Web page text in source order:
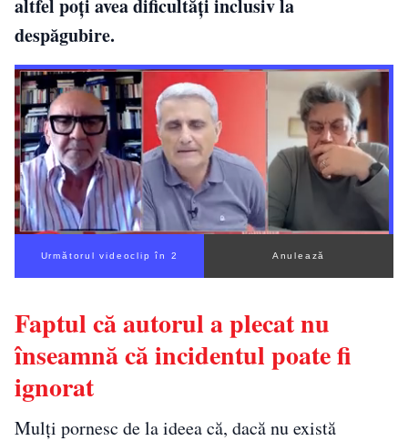
altfel poți avea dificultăți inclusiv la
despăgubire.
Următorul videoclip în 1 Anulează
Faptul că autorul a plecat nu
înseamnă că incidentul poate fi
ignorat
Mulți pornesc de la ideea că, dacă nu există